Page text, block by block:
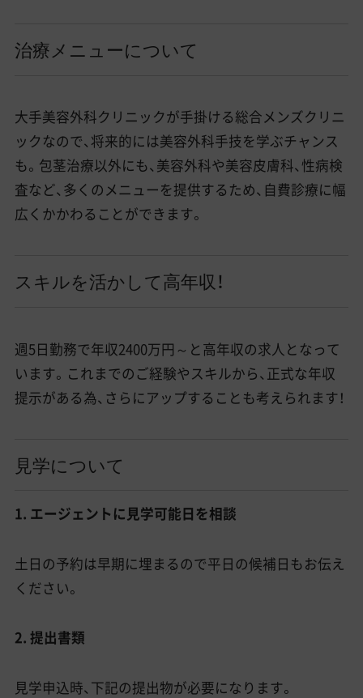
治療メニューについて
大手美容外科クリニックが手掛ける総合メンズクリニ
ックなので、将来的には美容外科手技を学ぶチャンス
も。包茎治療以外にも、美容外科や美容皮膚科、性病検
査など、多くのメニューを提供するため、自費診療に幅
広くかかわることができます。
スキルを活かして高年収！
週5日勤務で年収2400万円～と高年収の求人となって
います。これまでのご経験やスキルから、正式な年収
提示がある為、さらにアップすることも考えられます！
見学について
1. エージェントに見学可能日を相談
土日の予約は早期に埋まるので平日の候補日もお伝え
ください。
2. 提出書類
見学申込時、下記の提出物が必要になります。